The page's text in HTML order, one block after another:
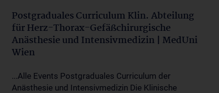
Postgraduales Curriculum Klin. Abteilung
für Herz-Thorax-Gefäßchirurgische
Anästhesie und Intensivmedizin | MedUni
Wien
...Alle Events Postgraduales Curriculum der
Anästhesie und Intensivmedizin Die Klinische